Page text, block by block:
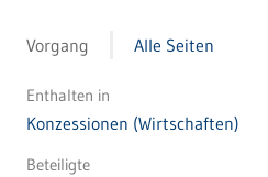
Vorgang Alle Seiten
Enthalten in
Konzessionen (Wirtschaften)
Beteiligte